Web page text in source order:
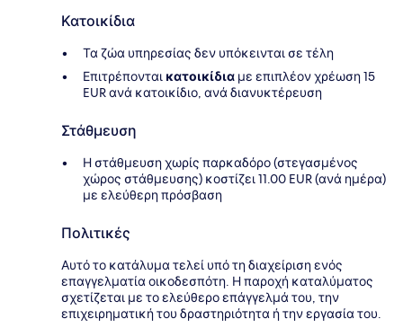
Κατοικίδια
Τα ζώα υπηρεσίας δεν υπόκεινται σε τέλη
Επιτρέπονται κατοικίδια με επιπλέον χρέωση 15
EUR ανά κατοικίδιο, ανά διανυκτέρευση
Στάθμευση
Η στάθμευση χωρίς παρκαδόρο (στεγασμένος
χώρος στάθμευσης) κοστίζει 11.00 EUR (ανά ημέρα)
με ελεύθερη πρόσβαση
Πολιτικές
Αυτό το κατάλυμα τελεί υπό τη διαχείριση ενός
επαγγελματία οικοδεσπότη. Η παροχή καταλύματος
σχετίζεται με το ελεύθερο επάγγελμά του, την
επιχειρηματική του δραστηριότητα ή την εργασία του.